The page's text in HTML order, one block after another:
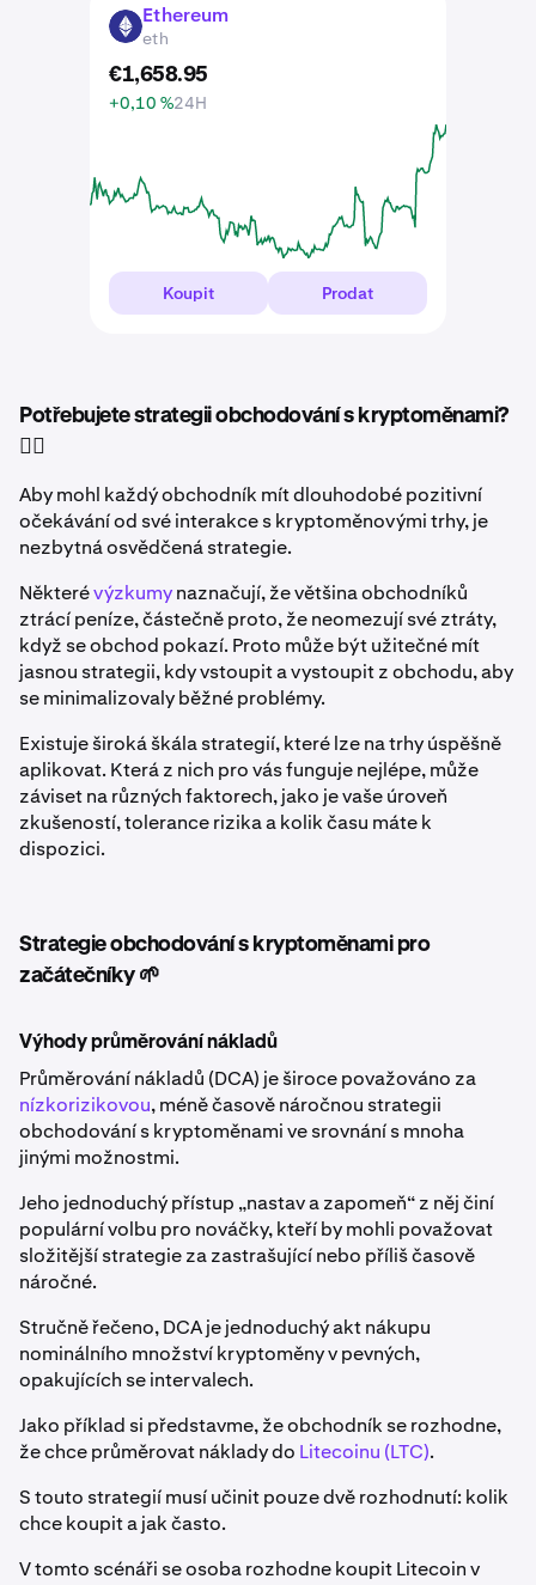
ETH Ethereum
eth
€1,658.95
+0,10 %24H
Koupit Prodat
Potřebujete strategii obchodování s kryptoměnami?
🤷‍♂️
Aby mohl každý obchodník mít dlouhodobé pozitivní
očekávání od své interakce s kryptoměnovými trhy, je
nezbytná osvědčená strategie.
Některévýzkumynaznačují, že většina obchodníků
ztrácí peníze, částečně proto, že neomezují své ztráty,
když se obchod pokazí. Proto může být užitečné mít
jasnou strategii, kdy vstoupit a vystoupit z obchodu, aby
se minimalizovaly běžné problémy.
Existuje široká škála strategií, které lze na trhy úspěšně
aplikovat. Která z nich pro vás funguje nejlépe, může
záviset na různých faktorech, jako je vaše úroveň
zkušeností, tolerance rizika a kolik času máte k
dispozici.
Strategie obchodování s kryptoměnami pro
začátečníky 🌱
Výhody průměrování nákladů
Průměrování nákladů (DCA) je široce považováno za
nízkorizikovou, méně časově náročnou strategii
obchodování s kryptoměnami ve srovnání s mnoha
jinými možnostmi.
Jeho jednoduchý přístup „nastav a zapomeň“ z něj činí
populární volbu pro nováčky, kteří by mohli považovat
složitější strategie za zastrašující nebo příliš časově
náročné.
Stručně řečeno, DCA je jednoduchý akt nákupu
nominálního množství kryptoměny v pevných,
opakujících se intervalech.
Jako příklad si představme, že obchodník se rozhodne,
že chce průměrovat náklady do Litecoinu (LTC).
S touto strategií musí učinit pouze dvě rozhodnutí: kolik
chce koupit a jak často.
V tomto scénáři se osoba rozhodne koupit Litecoin v